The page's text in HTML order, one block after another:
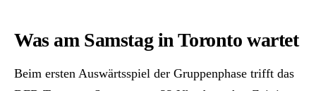
Was am Samstag in Toronto wartet
Beim ersten Auswärtsspiel der Gruppenphase trifft das